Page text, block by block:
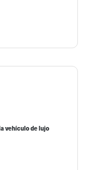
vehículo de lujo